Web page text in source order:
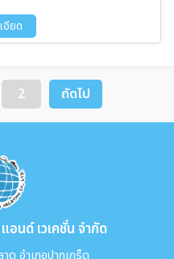
อียด
2 ถัดไป
อนด์ เวเคชั่น จำกัด